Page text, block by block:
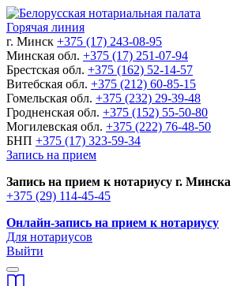
Горячая линия
г. Минск +375 (17) 243-08-95
Минская обл. +375 (17) 251-07-94
Брестская обл. +375 (162) 52-14-57
Витебская обл. +375 (212) 60-85-15
Гомельская обл. +375 (232) 29-39-48
Гродненская обл. +375 (152) 55-50-80
Могилевская обл. +375 (222) 76-48-50
БНП +375 (17) 323-59-34
Запись на прием
Запись на прием к нотариусу г. Минска
+375 (29) 114-45-45
Онлайн-запись на прием к нотариусу
Для нотариусов
Выйти